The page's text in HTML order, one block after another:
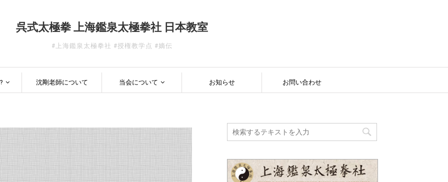
呉式太極拳 上海鑑泉太極拳社 日本教室
#上海鑑泉太極拳社 #授権教学点 #嫡伝
沈剛老師について 当会について お知らせ お問い合わせ